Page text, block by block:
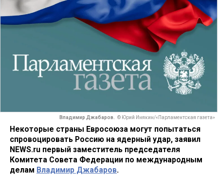
Владимир Джабаров. © Юрий Инякин/«Парламентская газета»
Некоторые страны Евросоюза могут попытаться
спровоцировать Россию на ядерный удар, заявил
NEWS.ru первый заместитель председателя
Комитета Совета Федерации по международным
делам Владимир Джабаров.